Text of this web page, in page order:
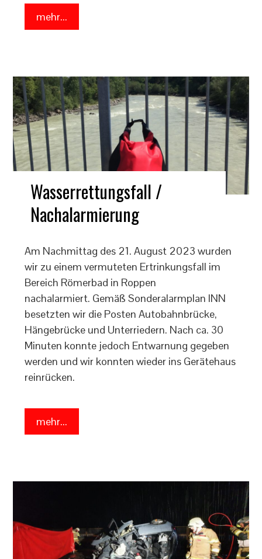
mehr...
Wasserrettungsfall /
Nachalarmierung
Am Nachmittag des 21. August 2023 wurden
wir zu einem vermuteten Ertrinkungsfall im
Bereich Römerbad in Roppen
nachalarmiert. Gemäß Sonderalarmplan INN
besetzten wir die Posten Autobahnbrücke,
Hängebrücke und Unterriedern. Nach ca. 30
Minuten konnte jedoch Entwarnung gegeben
werden und wir konnten wieder ins Gerätehaus
reinrücken.
mehr...